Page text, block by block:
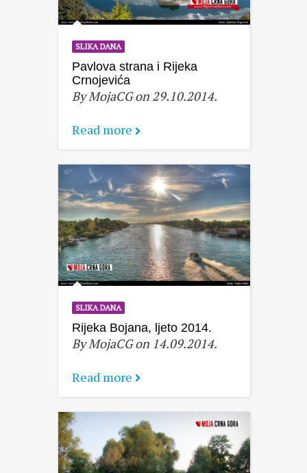
SLIKA DANA
Pavlova strana i Rijeka
Crnojevića
By MojaCG on 29.10.2014.
Read more
SLIKA DANA
Rijeka Bojana, ljeto 2014.
By MojaCG on 14.09.2014.
Read more